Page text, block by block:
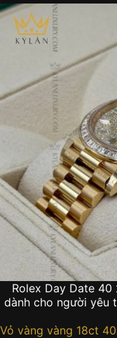
Rolex Day Date 40
dành cho người yêu
Vỏ vàng vàng 18ct